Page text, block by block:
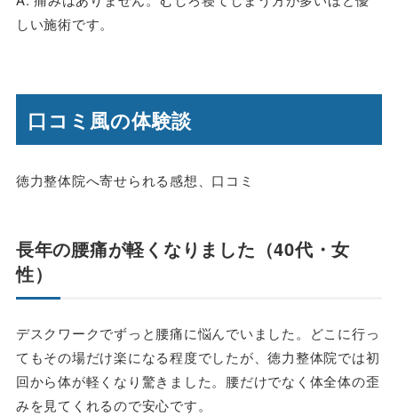
しい施術です。
口コミ風の体験談
徳力整体院へ寄せられる感想、口コミ
長年の腰痛が軽くなりました（40代・女
性）
デスクワークでずっと腰痛に悩んでいました。どこに行っ
てもその場だけ楽になる程度でしたが、徳力整体院では初
回から体が軽くなり驚きました。腰だけでなく体全体の歪
みを見てくれるので安心です。